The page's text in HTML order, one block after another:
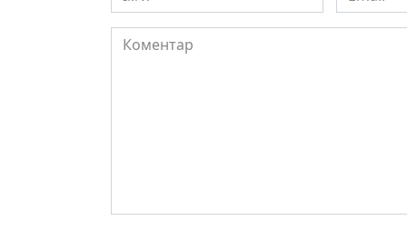
Коментар